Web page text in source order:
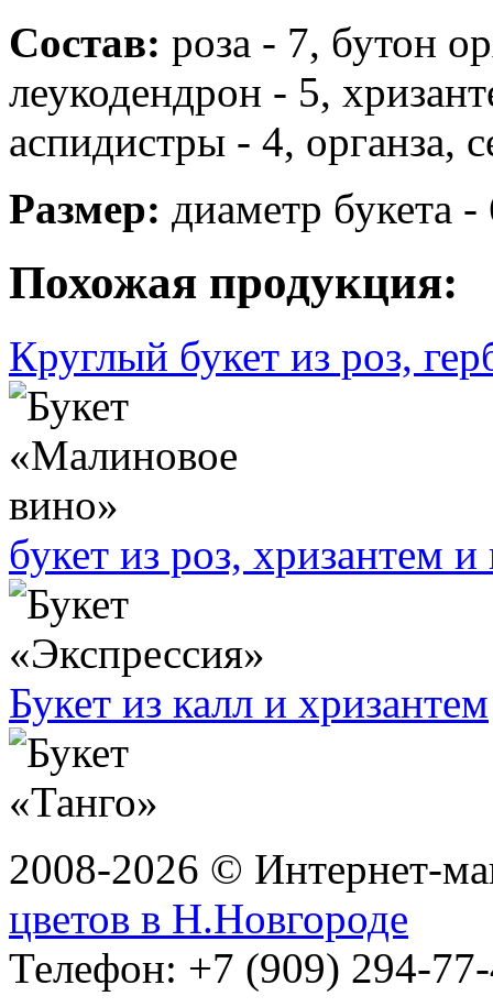
Состав: роза - 7, бутон
леукодендрон - 5,
аспидистры - 4, органза,
Размер: диаметр букета
Похожая продукция:
Круглый букет из роз,
букет из роз, хризантем
Букет из калл и хризантем
2008-2026 © Интернет-
цветов в Н.Новгороде
Телефон: +7 (909) 294-